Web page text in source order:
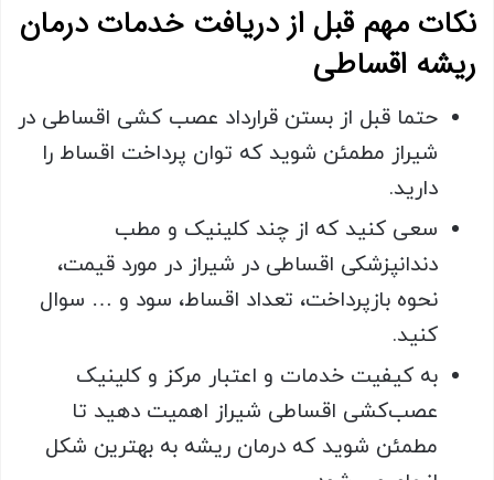
نکات مهم قبل از دریافت خدمات درمان
ریشه اقساطی
حتما قبل از بستن قرارداد عصب کشی اقساطی در
شیراز مطمئن شوید که توان پرداخت اقساط را
دارید.
سعی کنید که از چند کلینیک و مطب
دندانپزشکی اقساطی در شیراز در مورد قیمت،
نحوه بازپرداخت، تعداد اقساط، سود و … سوال
کنید.
به کیفیت خدمات و اعتبار مرکز و کلینیک
عصب‌کشی اقساطی شیراز اهمیت دهید تا
مطمئن شوید که درمان ریشه به بهترین شکل